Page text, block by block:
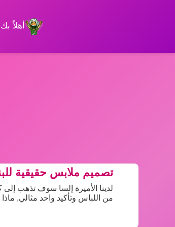
أهلاً
تصميم ملابس حقيقية
لدينا الأميرة إلسا سوف تذهب إلى
من اللباس وتأكيد واحد مثالي,